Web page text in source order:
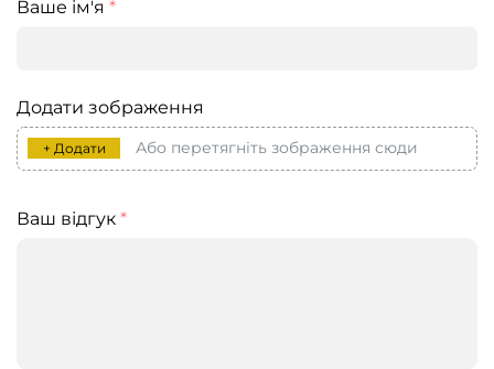
Ваше ім'я *
Додати зображення
+ Додати Або перетягніть зображення сюди
Ваш відгук *